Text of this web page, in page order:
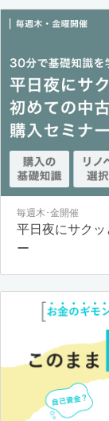
毎週木･金開催
平日夜にサク
ー